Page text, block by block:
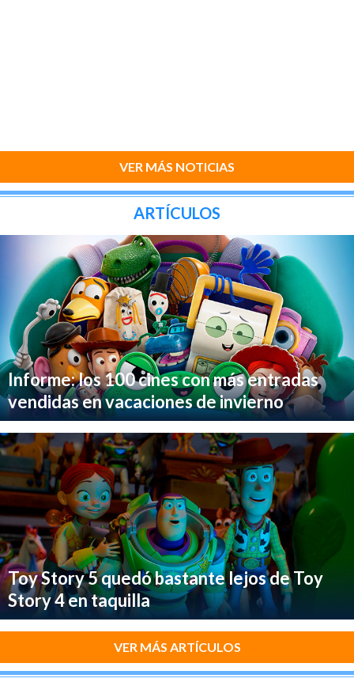
VER MÁS NOTICIAS
ARTÍCULOS
Informe: los 100 cines con más entradas
vendidas en vacaciones de invierno
Toy Story 5 quedó bastante lejos de Toy
Story 4 en taquilla
VER MÁS ARTÍCULOS